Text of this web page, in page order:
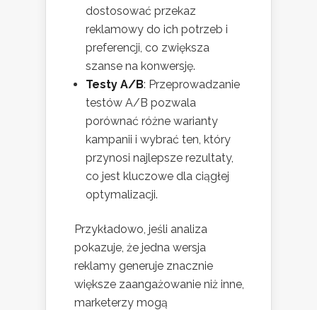
dostosować przekaz
reklamowy do ich potrzeb i
preferencji, co zwiększa
szanse na konwersję.
Testy A/B: Przeprowadzanie
testów A/B pozwala
porównać różne warianty
kampanii i wybrać ten, który
przynosi najlepsze rezultaty,
co jest kluczowe dla ciągłej
optymalizacji.
Przykładowo, jeśli analiza
pokazuje, że jedna wersja
reklamy generuje znacznie
większe zaangażowanie niż inne,
marketerzy mogą